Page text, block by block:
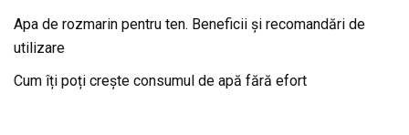
Apa de rozmarin pentru ten. Beneficii și recomandări de
utilizare
Cum îți poți crește consumul de apă fără efort